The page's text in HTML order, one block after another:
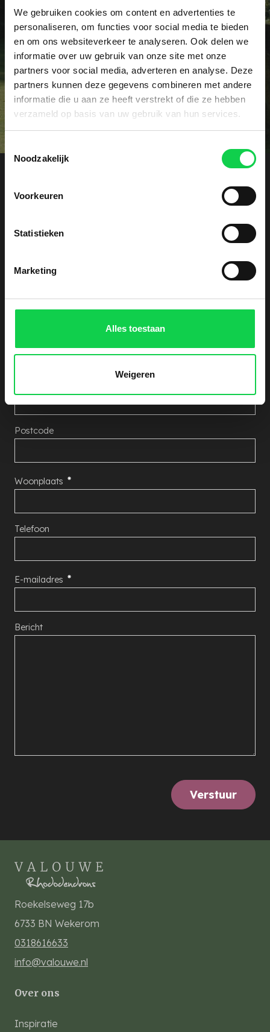
We gebruiken cookies om content en advertenties te
personaliseren, om functies voor social media te bieden
en om ons websiteverkeer te analyseren. Ook delen we
informatie over uw gebruik van onze site met onze
partners voor social media, adverteren en analyse. Deze
partners kunnen deze gegevens combineren met andere
informatie die u aan ze heeft verstrekt of die ze hebben
verzameld op basis van uw gebruik van hun services.
Noodzakelijk
Voorkeuren
Statistieken
Marketing
Alles toestaan
Weigeren
Offerte aanvragen
hieronder uw gegevens achter, wij nemen zo snel
Postcode
Woonplaats
Telefoon
E-mailadres
Bericht
Verstuur
Heeft u een specifieke vraag of wellicht een
probleem met uw rhododendrons? Onze specialist
voorziet u graag vrijblijvend van advies.
Contact
Roekelseweg 17b
6733 BN Wekerom
0318616633
info@valouwe.nl
Over ons
Inspiratie